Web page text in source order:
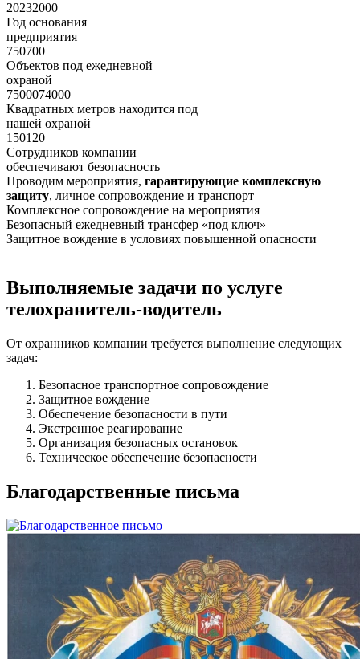
20232000
Год основания
предприятия
750700
Объектов под ежедневной
охраной
7500074000
Квадратных метров находится под
нашей охраной
150120
Сотрудников компании
обеспечивают безопасность
Проводим мероприятия, гарантирующие комплексную
защиту, личное сопровождение и транспорт
Комплексное сопровождение на мероприятия
Безопасный ежедневный трансфер «под ключ»
Защитное вождение в условиях повышенной опасности
Выполняемые задачи по услуге
телохранитель-водитель
От охранников компании требуется выполнение следующих
задач:
Безопасное транспортное сопровождение
Защитное вождение
Обеспечение безопасности в пути
Экстренное реагирование
Организация безопасных остановок
Техническое обеспечение безопасности
Благодарственные письма